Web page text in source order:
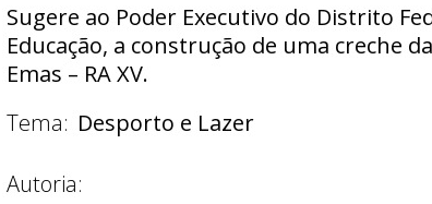
Sugere ao Poder Executivo do Distrito
Educação, a construção de uma creche
Emas – RA XV.
Tema: Desporto e Lazer
Autoria: